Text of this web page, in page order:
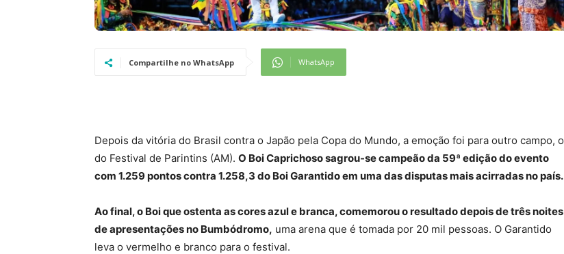
Compartilhe no WhatsApp WhatsApp
Depois da vitória do Brasil contra o Japão pela Copa do Mundo, a emoção foi para outro campo, o
do Festival de Parintins (AM). O Boi Caprichoso sagrou-se campeão da 59ª edição do evento
com 1.259 pontos contra 1.258,3 do Boi Garantido em uma das disputas mais acirradas no país.
Ao final, o Boi que ostenta as cores azul e branca, comemorou o resultado depois de três noites
de apresentações no Bumbódromo, uma arena que é tomada por 20 mil pessoas. O Garantido
leva o vermelho e branco para o festival.